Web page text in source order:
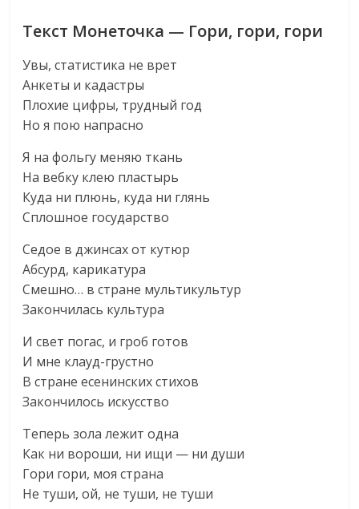
Текст Монеточка — Гори, гори, гори
Увы, статистика не врет
Анкеты и кадастры
Плохие цифры, трудный год
Но я пою напрасно
Я на фольгу меняю ткань
На вебку клею пластырь
Куда ни плюнь, куда ни глянь
Сплошное государство
Седое в джинсах от кутюр
Абсурд, карикатура
Смешно… в стране мультикультур
Закончилась культура
И свет погас, и гроб готов
И мне клауд-грустно
В стране есенинских стихов
Закончилось искусство
Теперь зола лежит одна
Как ни вороши, ни ищи — ни души
Гори гори, моя страна
Не туши, ой, не туши, не туши